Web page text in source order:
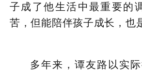
子成了他生活中最重要的
苦，但能陪伴孩子成长，也
多年来，谭友路以实